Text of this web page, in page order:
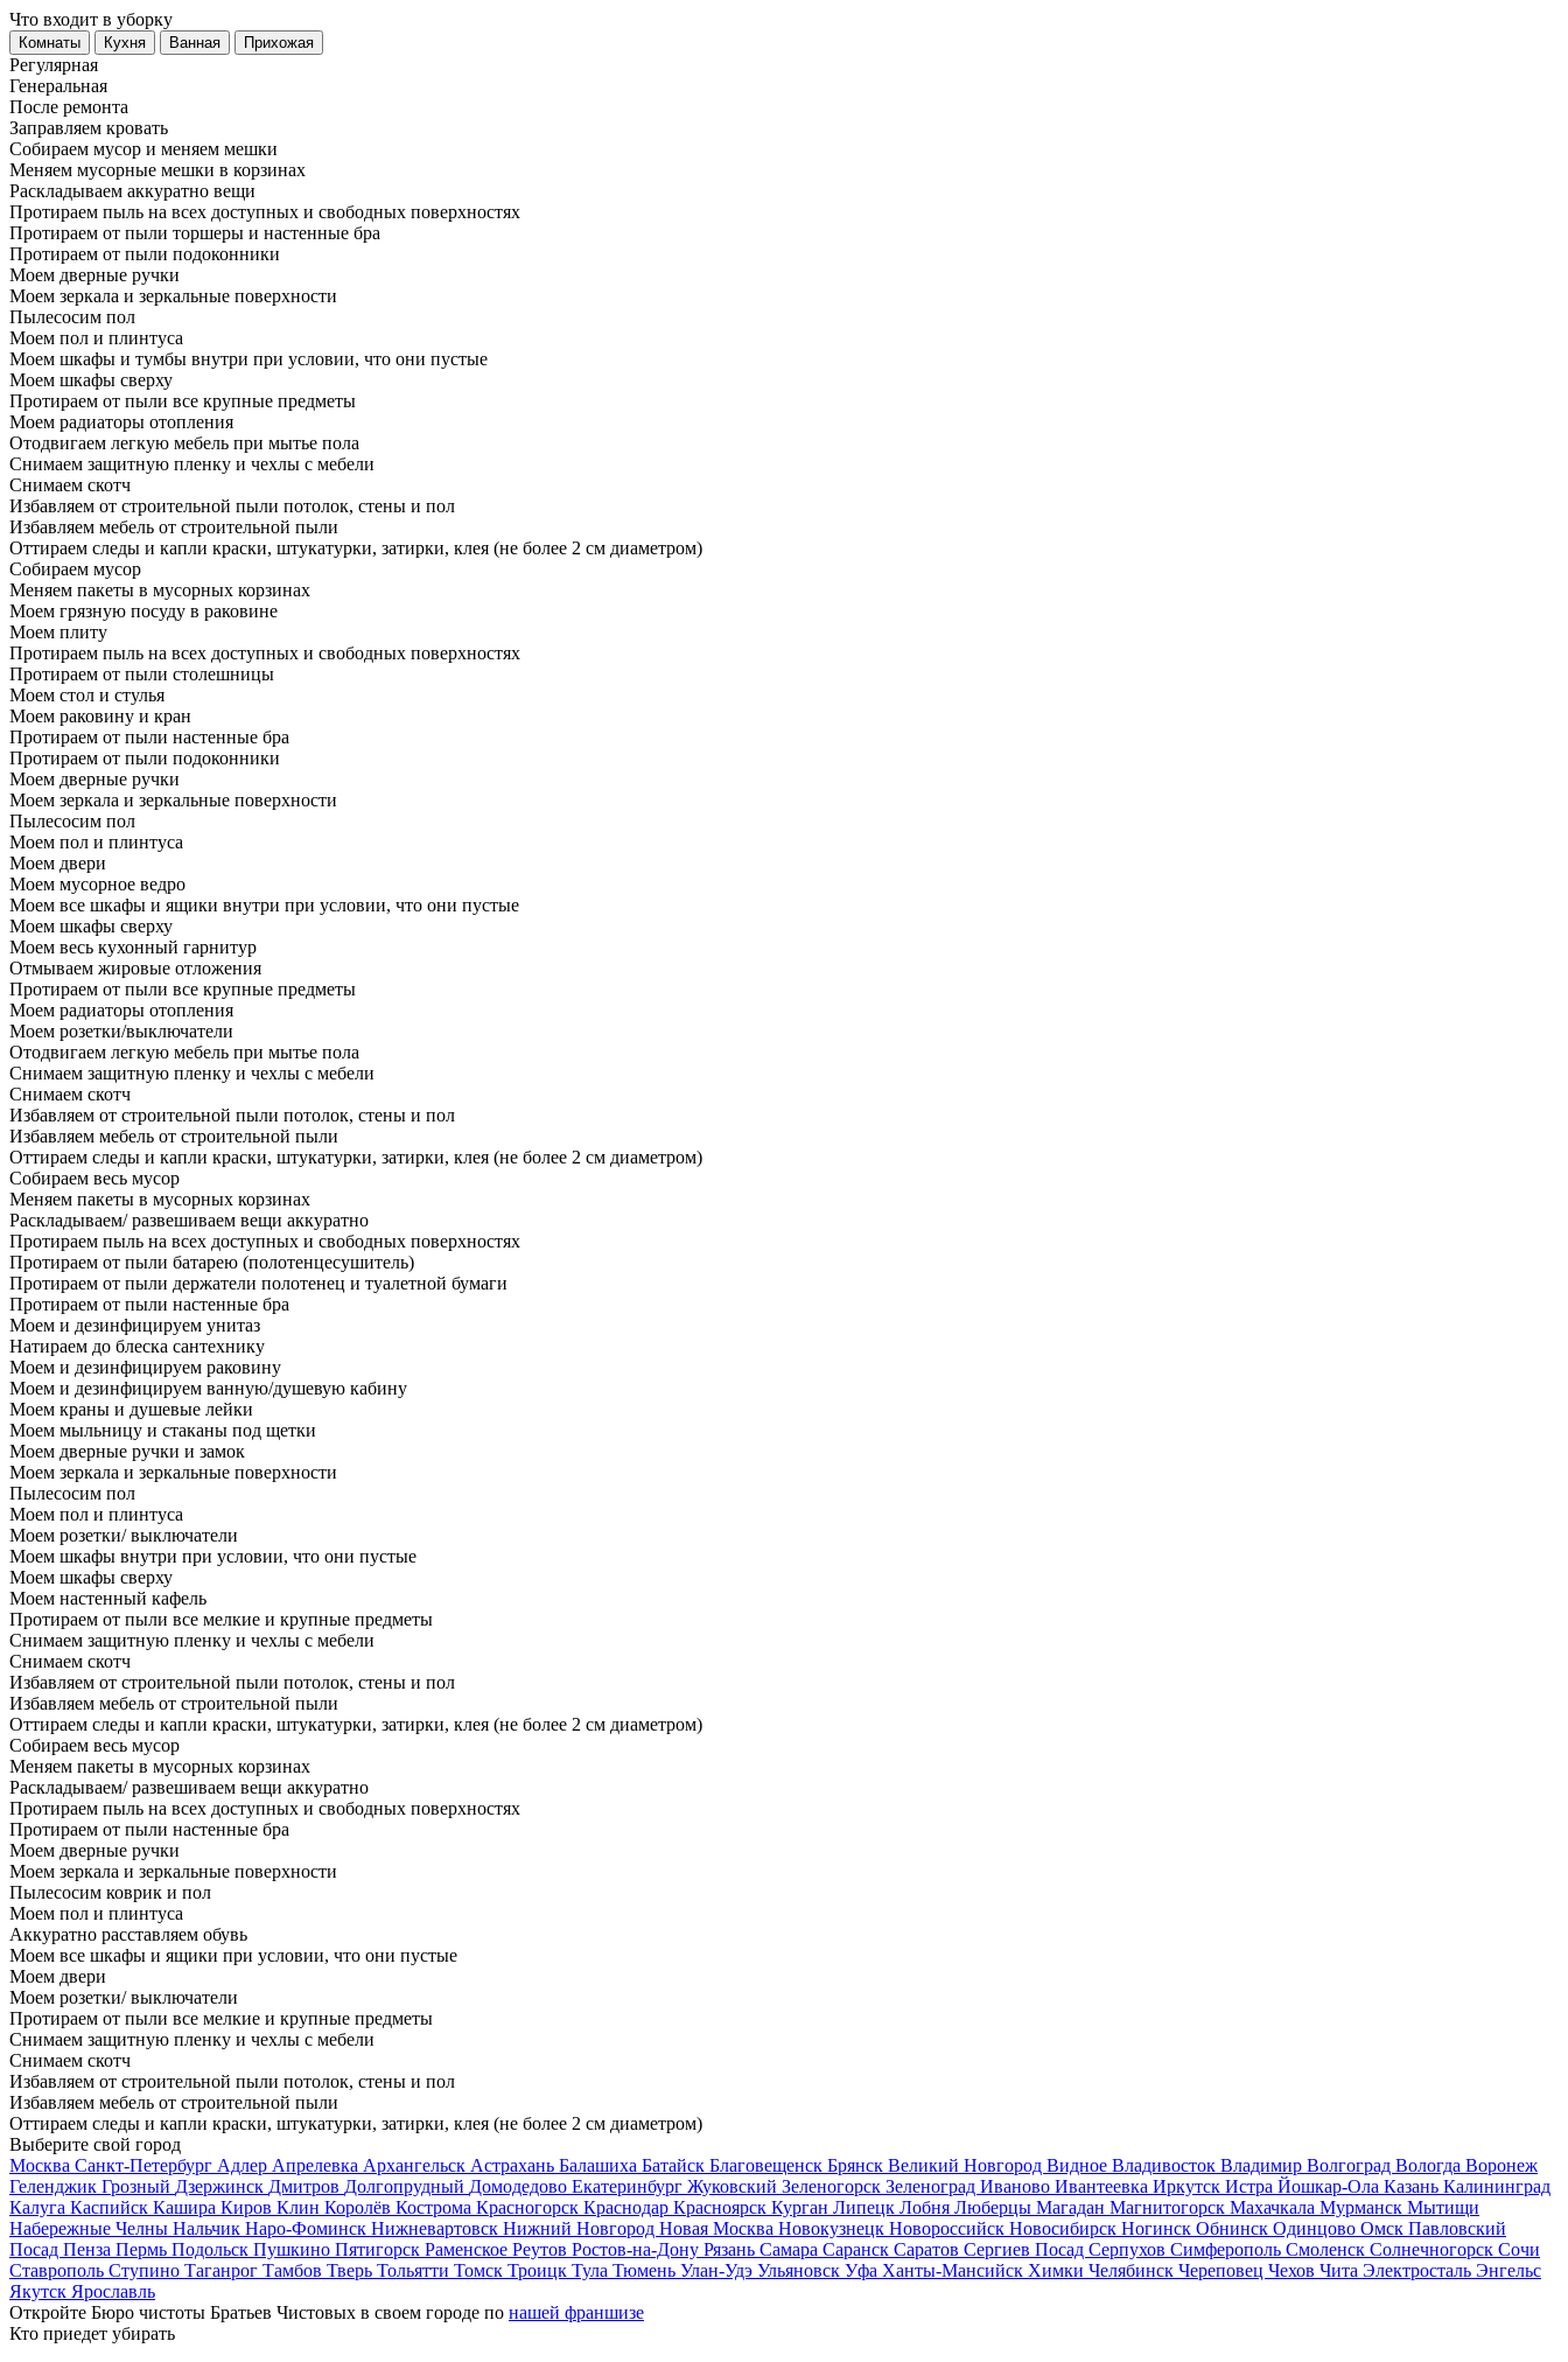
Что входит в уборку
Регу­лярная
Гене­ральная
После ремонта
Заправляем кровать
Собираем мусор и меняем мешки
Меняем мусорные мешки в корзинах
Раскладываем аккуратно вещи
Протираем пыль на всех доступных и свободных поверхностях
Протираем от пыли торшеры и настенные бра
Протираем от пыли подоконники
Моем дверные ручки
Моем зеркала и зеркальные поверхности
Пылесосим пол
Моем пол и плинтуса
Моем шкафы и тумбы внутри при условии, что они пустые
Моем шкафы сверху
Протираем от пыли все крупные предметы
Моем радиаторы отопления
Отодвигаем легкую мебель при мытье пола
Снимаем защитную пленку и чехлы с мебели
Снимаем скотч
Избавляем от строительной пыли потолок, стены и пол
Избавляем мебель от строительной пыли
Оттираем следы и капли краски, штукатурки, затирки, клея (не более 2 см диаметром)
Собираем мусор
Меняем пакеты в мусорных корзинах
Моем грязную посуду в раковине
Моем плиту
Протираем пыль на всех доступных и свободных поверхностях
Протираем от пыли столешницы
Моем стол и стулья
Моем раковину и кран
Протираем от пыли настенные бра
Протираем от пыли подоконники
Моем дверные ручки
Моем зеркала и зеркальные поверхности
Пылесосим пол
Моем пол и плинтуса
Моем двери
Моем мусорное ведро
Моем все шкафы и ящики внутри при условии, что они пустые
Моем шкафы сверху
Моем весь кухонный гарнитур
Отмываем жировые отложения
Протираем от пыли все крупные предметы
Моем радиаторы отопления
Моем розетки/выключатели
Отодвигаем легкую мебель при мытье пола
Снимаем защитную пленку и чехлы с мебели
Снимаем скотч
Избавляем от строительной пыли потолок, стены и пол
Избавляем мебель от строительной пыли
Оттираем следы и капли краски, штукатурки, затирки, клея (не более 2 см диаметром)
Собираем весь мусор
Меняем пакеты в мусорных корзинах
Раскладываем/ развешиваем вещи аккуратно
Протираем пыль на всех доступных и свободных поверхностях
Протираем от пыли батарею (полотенцесушитель)
Протираем от пыли держатели полотенец и туалетной бумаги
Протираем от пыли настенные бра
Моем и дезинфицируем унитаз
Натираем до блеска сантехнику
Моем и дезинфицируем раковину
Моем и дезинфицируем ванную/душевую кабину
Моем краны и душевые лейки
Моем мыльницу и стаканы под щетки
Моем дверные ручки и замок
Моем зеркала и зеркальные поверхности
Пылесосим пол
Моем пол и плинтуса
Моем розетки/ выключатели
Моем шкафы внутри при условии, что они пустые
Моем шкафы сверху
Моем настенный кафель
Протираем от пыли все мелкие и крупные предметы
Снимаем защитную пленку и чехлы с мебели
Снимаем скотч
Избавляем от строительной пыли потолок, стены и пол
Избавляем мебель от строительной пыли
Оттираем следы и капли краски, штукатурки, затирки, клея (не более 2 см диаметром)
Собираем весь мусор
Меняем пакеты в мусорных корзинах
Раскладываем/ развешиваем вещи аккуратно
Протираем пыль на всех доступных и свободных поверхностях
Протираем от пыли настенные бра
Моем дверные ручки
Моем зеркала и зеркальные поверхности
Пылесосим коврик и пол
Моем пол и плинтуса
Аккуратно расставляем обувь
Моем все шкафы и ящики при условии, что они пустые
Моем двери
Моем розетки/ выключатели
Протираем от пыли все мелкие и крупные предметы
Снимаем защитную пленку и чехлы с мебели
Снимаем скотч
Избавляем от строительной пыли потолок, стены и пол
Избавляем мебель от строительной пыли
Оттираем следы и капли краски, штукатурки, затирки, клея (не более 2 см диаметром)
Выберите свой город
Москва Санкт-Петербург Адлер Апрелевка Архангельск Астрахань Балашиха Батайск Благовещенск Брянск Великий Новгород Видное Владивосток Владимир Волгоград Вологда Воронеж
Геленджик Грозный Дзержинск Дмитров Долгопрудный Домодедово Екатеринбург Жуковский Зеленогорск Зеленоград Иваново Ивантеевка Иркутск Истра Йошкар-Ола Казань Калининград
Калуга Каспийск Кашира Киров Клин Королёв Кострома Красногорск Краснодар Красноярск Курган Липецк Лобня Люберцы Магадан Магнитогорск Махачкала Мурманск Мытищи
Набережные Челны Нальчик Наро-Фоминск Нижневартовск Нижний Новгород Новая Москва Новокузнецк Новороссийск Новосибирск Ногинск Обнинск Одинцово Омск Павловский
Посад Пенза Пермь Подольск Пушкино Пятигорск Раменское Реутов Ростов-на-Дону Рязань Самара Саранск Саратов Сергиев Посад Серпухов Симферополь Смоленск Солнечногорск Сочи
Ставрополь Ступино Таганрог Тамбов Тверь Тольятти Томск Троицк Тула Тюмень Улан-Удэ Ульяновск Уфа Ханты-Мансийск Химки Челябинск Череповец Чехов Чита Электросталь Энгельс
Якутск Ярославль
Откройте Бюро чистоты Братьев Чистовых в своем городе по нашей франшизе
Кто приедет убирать